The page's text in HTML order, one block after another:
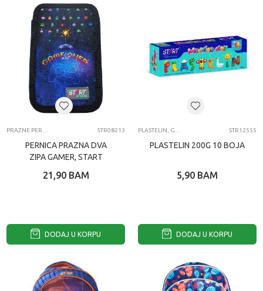
STR08213
PERNICA PRAZNA DVA
ZIPA GAMER, START
21,90 BAM
DODAJ U KORPU
STR12555
PLASTELIN 200G 10 BOJA
5,90 BAM
DODAJ U KORPU